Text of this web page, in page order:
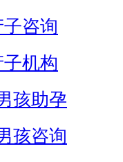
咨询
机构
孩助孕
孩咨询